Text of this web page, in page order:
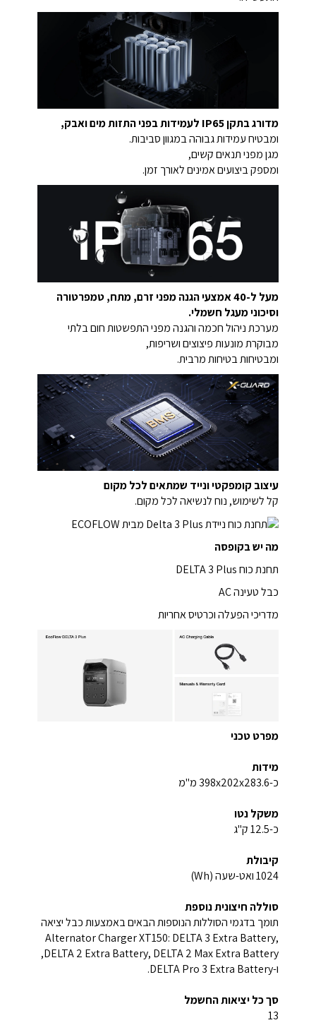
מדורג בתקן IP65 לעמידות בפני התזות מים ואבק,
ומבטיח עמידות גבוהה במגוון סביבות.
מגן מפני תנאים קשים,
ומספק ביצועים אמינים לאורך זמן.
מעל ל-40 אמצעי הגנה מפני זרם, מתח, טמפרטורה
וסיכוני מעגל חשמלי.
מערכת ניהול חכמה והגנה מפני התפשטות חום בלתי
מבוקרת מונעות פיצוצים ושריפות,
ומבטיחות בטיחות מרבית.
עיצוב קומפקטי ונייד שמתאים לכל מקום
קל לשימוש, נוח לנשיאה לכל מקום.
מה יש בקופסה
תחנת כוח DELTA 3 Plus
כבל טעינה AC
מדריכי הפעלה וכרטיס אחריות
מפרט טכני
מידות
כ-398x202x283.6 מ"מ
משקל נטו
כ-12.5 ק"ג
קיבולת
1024 ואט-שעה (Wh)
סוללה חיצונית נוספת
תומך בדגמי הסוללות הנוספות הבאים באמצעות כבל יציאה
Alternator Charger XT150: DELTA 3 Extra Battery,
DELTA 2 Extra Battery, DELTA 2 Max Extra Battery,
ו-DELTA Pro 3 Extra Battery.
סך כל יציאות החשמל
13